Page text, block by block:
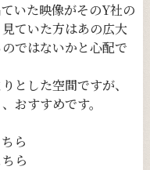
いた映像がそのY社の
ていた方はあの広大
ではないかと心配で
とした空間ですが、
おすすめです。
ら
ら